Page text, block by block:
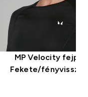
MP Velocity
Fekete/